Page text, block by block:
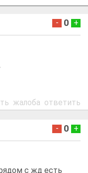
- 0 +
жалоба ответить
- 0 +
с жд есть